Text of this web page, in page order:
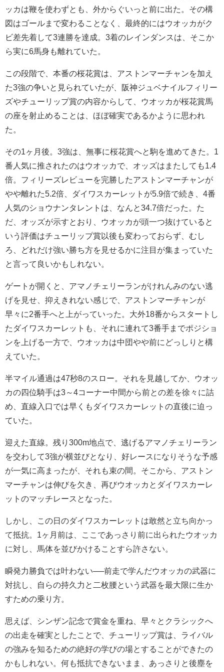
ッカは鞭を使わずとも、外からぐいっと前に出た。その構
図はゴールまで変わることなく、最終的にはウオッカがク
ビ差先着して3連勝を達成。3着のレインダンスは、そこか
ら実に6馬身も離れていた。
この段階で、本番の桜花賞は、アストンマーチャンを加え
た3強の争いと見られていたが、阪神ジュベナイルフィリー
ズやチューリップ賞の内容からして、ウオッカが桜花賞馬
の座を射止めることは、ほぼ確実であるかように思われ
た。
その1ヶ月後。3強は、無事に桜花賞へと駒を進めてきた。1
番人気に推されたのはウオッカで、オッズはまたしても1.4
倍。フィリーズレビューを完勝したアストンマーチャンが
やや離れた5.2倍、ダイワスカーレットが5.9倍で続き、4番
人気のショウナンタレントは、なんと34.7倍だった。た
だ、オッズが示すとおり、ウオッカが頭一つ抜けていると
いう評価はチューリップ賞以後も変わっておらず、むし
ろ、どれだけ強い勝ち方を見せるかに注目が集まっていた
と言って良いかもしれない。
ゲートが開くと、アマノチェリーランがけれんみのない逃
げを見せ、抑えきれない感じで、アストンマーチャンが
早々に2番手へと上がっていった。大外18番からスタートし
たダイワスカーレットも、それに連れて3番手までポジショ
ンを上げる一方で、ウオッカは中団やや前にどっしりと構
えていた。
半マイル通過は47秒8のスロー。それを見越してか、ウオッ
カの四位騎手は3～4コーナー中間から前との差を徐々に詰
め、直線入口では早くもダイワスカーレットの直後に迫っ
ていた。
迎えた直線。残り300m地点で、逃げるアマノチェリーラン
を交わして3強が横並びとなり、好レースになりそうな予感
が一気に高まったが、それも束の間。そこから、アストン
マーチャンは伸びを欠き、再びウオッカとダイワスカーレ
ットのマッチレースとなった。
しかし、この日のダイワスカーレットは敢然と立ち向かっ
て抵抗。1ヶ月前は、ここであっさり前に出られたウオッカ
に対し、馬体を並びかけることすら許さない。
瞬発力勝負では叶わない──前走で学んだウオッカの武器に
対抗し、自らの持久力と二枚腰という武器を最大限に生か
すための乗り方。
思えば、シンザン記念で賞金を重ね、早々とクラシックへ
の出走を確実としたことで、チューリップ賞は、ライバル
の強みを知るための絶好の学びの場とすることができたの
かもしれない。何も抵抗できないまま、あっさりと後塵を